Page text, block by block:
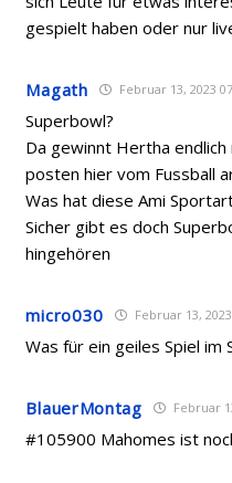
gespielt haben oder nur
Magath Februar 13, 2023
Superbowl?
Da gewinnt Hertha endlich
posten hier vom Fussball
Was hat diese Ami
Sicher gibt es doch
hingehören
micro030 Februar 13,
Was für ein geiles Spiel im
BlauerMontag Februar
#105900 Mahomes ist